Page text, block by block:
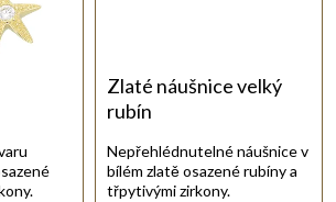
Zlaté náušnice velký
rubín
Nepřehlédnutelné náušnice v
bílém zlatě osazené rubíny a
třpytivými zirkony.